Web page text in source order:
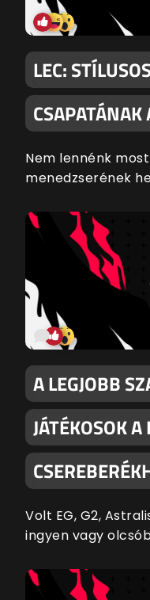
LEC:
Nem lennénk
menedzserének
A LEGJOBB
JÁTÉKOSOK
Volt EG, G2,
ingyen vagy